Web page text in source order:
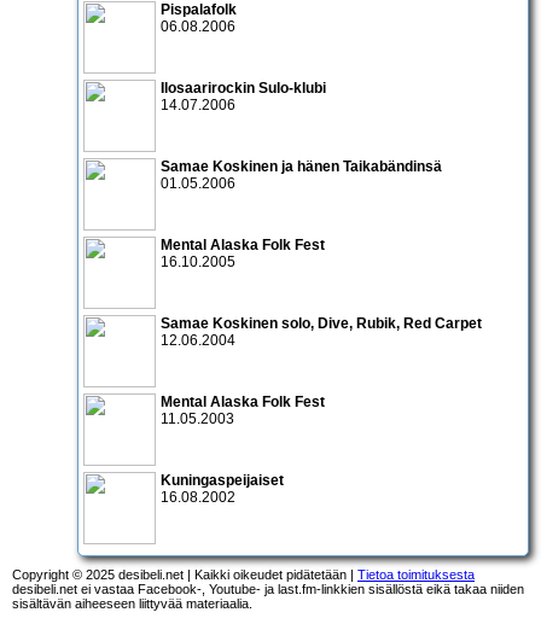
Pispalafolk
06.08.2006
Ilosaarirockin Sulo-klubi
14.07.2006
Samae Koskinen ja hänen Taikabändinsä
01.05.2006
Mental Alaska Folk Fest
16.10.2005
Samae Koskinen solo, Dive, Rubik, Red Carpet
12.06.2004
Mental Alaska Folk Fest
11.05.2003
Kuningaspeijaiset
16.08.2002
Copyright © 2025 desibeli.net | Kaikki oikeudet pidätetään | Tietoa toimituksesta
desibeli.net ei vastaa Facebook-, Youtube- ja last.fm-linkkien sisällöstä eikä takaa niiden
sisältävän aiheeseen liittyvää materiaalia.